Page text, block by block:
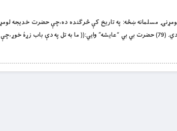
مسلمانه ښځه: په تاريخ كې څرګنده ده،چې حضرت خديجه
يې ايمان راووړ او په دې باب څوك مخالف نۀ دي. (79) حضرت بي بي “عايشه” وايي:(( ما به تل